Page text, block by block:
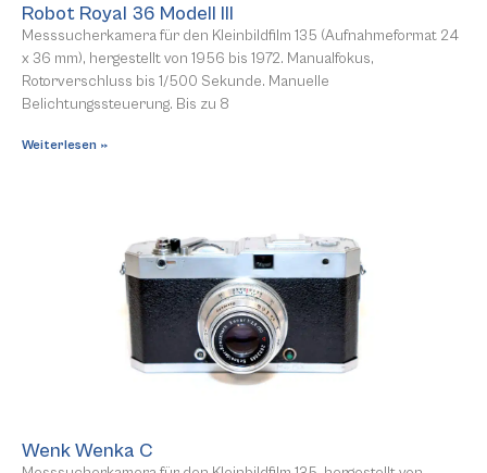
Robot Royal 36 Modell III
Messsucherkamera für den Kleinbildfilm 135 (Aufnahmeformat 24
x 36 mm), hergestellt von 1956 bis 1972. Manualfokus,
Rotorverschluss bis 1/500 Sekunde. Manuelle
Belichtungssteuerung. Bis zu 8
Weiterlesen »
Wenk Wenka C